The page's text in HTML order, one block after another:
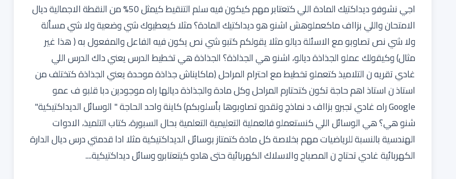
اجي نشوفو ديداكتيك المادة اللي كتعتابر مهم كيكون فيه سلم التنقيط كيمثل 50% من النقطة الاجمالية ديال
الامتحان واللي بزااف ماكعملوهش اشنو هو ديداكتيك المادة؟ مثلا كيعطيوك شي وضعية ولا شي مسألة
ولا شي نص تصاوبو مع الاسئلة ديالو مثلا يقولكم كتبو شي نص يكون فيه الفاعل والمفعول به ( هذا غير
مثال) وكيقولك عملو الجذاذة ديالو، اشنو هي الجذاذة؟ الجذاذة هي تخطيط الدرس يعني داك الدرس اللي
غادي تقريه ن التلاميذ كتعملو تخطيط مع احترام المراحل (ماكايناش جذاذة موحدة يعني الجذاذة كتختلف من
استاذ ن استاذ اهم حاجة تكون كتحتارم المراحل وكل مادة والجذاذة ديالها راه موجودين دبا قلبو ف عمو
Google راه غادي تجبرو بزااف د نماذج وتقدرو تصاوبوها بأسلوبكم) كاينة واحد الحاجة " الوسائل الديداكتيكية"
شنو هي؟ هي الوسائل اللي كنستعملو فالعملية التعليمية التعلمية بحال السبورة، كتاب التلميذ، الادوات
الهندسية بالنسبة للرياضيات مهم بخلاصة كل مادة كتمتاز بوسائل الديداكتيكية مثلا ادا قدمتي درس ديال الدارة
الكهربائية غادي تحتاج ن المصباح والاسلاك الكهربائية حتى هادو كيتعتابرو وسائل ديداكتيكية....